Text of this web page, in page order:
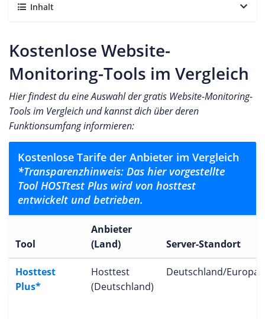
Inhalt
Kostenlose Website-
Monitoring-Tools im Vergleich
Hier findest du eine Auswahl der gratis Website-Monitoring-
Tools im Vergleich und kannst dich über deren
Funktionsumfang informieren:
Kostenlose Tarife der Anbieter im Vergleich
*Transparenzhinweis: Das hier vorgestellte
Tool HOSTtest Plus wird von hosttest
entwickelt und betrieben.
Tool
Anbieter
(Land)
Server-Standort
Hosttest
Plus*
Hosttest
(Deutschland)
Deutschland/Europa